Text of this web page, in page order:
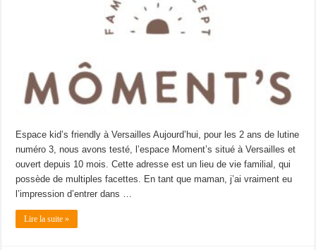
Espace kid’s friendly à Versailles Aujourd’hui, pour les 2 ans de lutine
numéro 3, nous avons testé, l’espace Moment’s situé à Versailles et
ouvert depuis 10 mois. Cette adresse est un lieu de vie familial, qui
possède de multiples facettes. En tant que maman, j’ai vraiment eu
l’impression d’entrer dans …
Lire la suite »